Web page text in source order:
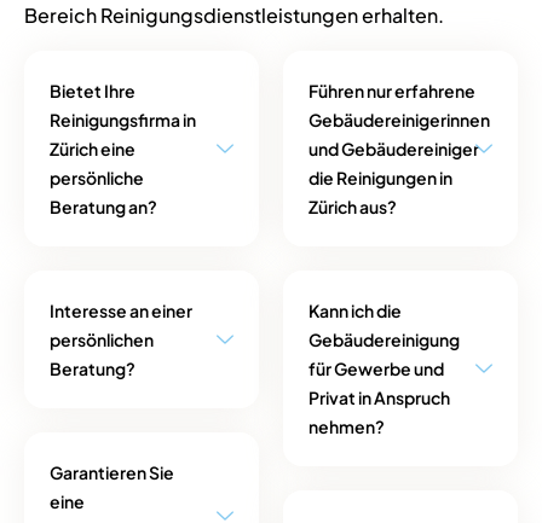
Bereich Reinigungsdienstleistungen erhalten.
Bietet Ihre
Reinigungsfirma in
Zürich eine
persönliche
Beratung an?
Interesse an einer
persönlichen
Beratung?
Garantieren Sie
eine
Führen nur erfahrene
Gebäudereinigerinnen
und Gebäudereiniger
die Reinigungen in
Zürich aus?
Kann ich die
Gebäudereinigung
für Gewerbe und
Privat in Anspruch
nehmen?